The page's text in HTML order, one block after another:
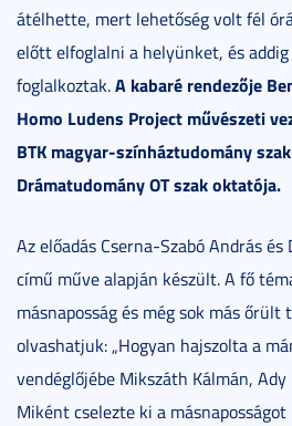
átélhette, mert lehetőség volt fél
előtt elfoglalni a helyünket, és
foglalkoztak.A kabaré rendezője
Homo Ludens Project művészeti
BTK magyar-színháztudomány
Drámatudomány OT szak oktatója.
Az előadás Cserna-Szabó András
című műve alapján készült. A fő
másnaposság és még sok más őrült
olvashatjuk: „Hogyan hajszolta a
vendéglőjébe Mikszáth Kálmán, Ady
Miként cselezte ki a másnaposságot